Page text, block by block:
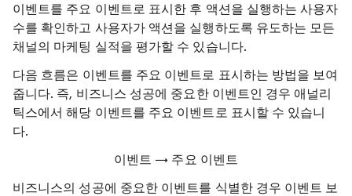
이벤트를 주요 이벤트로 표시한 후 액션을 실행하는 사용자
수를 확인하고 사용자가 액션을 실행하도록 유도하는 모든
채널의 마케팅 실적을 평가할 수 있습니다.
다음 흐름은 이벤트를 주요 이벤트로 표시하는 방법을 보여
줍니다. 즉, 비즈니스 성공에 중요한 이벤트인 경우 애널리
틱스에서 해당 이벤트를 주요 이벤트로 표시할 수 있습니
다.
이벤트 → 주요 이벤트
비즈니스의 성공에 중요한 이벤트를 식별한 경우 이벤트 보